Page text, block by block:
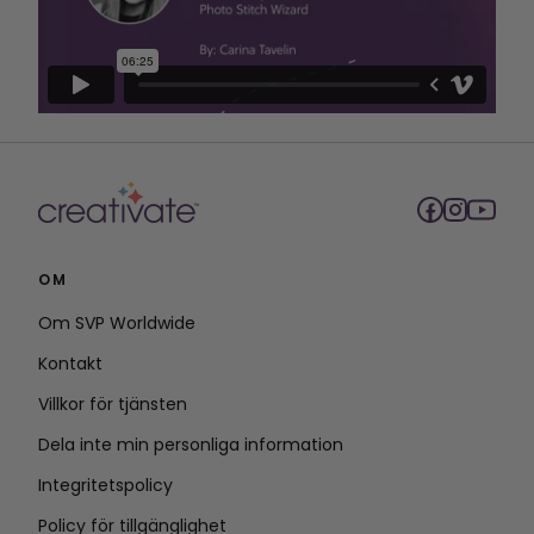
OM
Om SVP Worldwide
Kontakt
Villkor för tjänsten
Dela inte min personliga information
Integritetspolicy
Policy för tillgänglighet